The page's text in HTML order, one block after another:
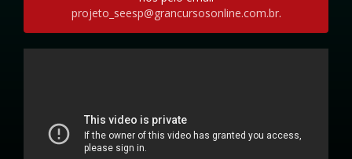
projeto_seesp@grancursosonline.com.br.